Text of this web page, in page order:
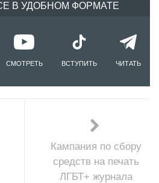
В УДОБНОМ ФОРМАТЕ
СМОТРЕТЬ ВСТУПИТЬ ЧИТАТЬ
Кампания по сбору
средств на печать
ЛГБТ+ журнала